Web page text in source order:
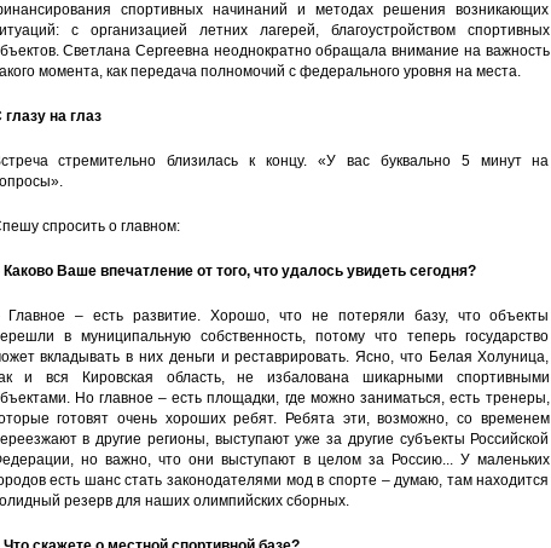
спортивных начинаний и методах решения возникающих
с организацией летних лагерей, благоустройством спортивных
Светлана Сергеевна неоднократно обращала внимание на важность
момента, как передача полномочий с федерального уровня на места.
глазу на глаз
стремительно близилась к концу. «У вас буквально 5 минут на
спросить о главном:
Каково Ваше впечатление от того, что удалось увидеть сегодня?
Главное – есть развитие. Хорошо, что не потеряли базу, что объекты
в муниципальную собственность, потому что теперь государство
вкладывать в них деньги и реставрировать. Ясно, что Белая Холуница,
и вся Кировская область, не избалована шикарными спортивными
Но главное – есть площадки, где можно заниматься, есть тренеры,
готовят очень хороших ребят. Ребята эти, возможно, со временем
в другие регионы, выступают уже за другие субъекты Российской
но важно, что они выступают в целом за Россию... У маленьких
есть шанс стать законодателями мод в спорте – думаю, там находится
резерв для наших олимпийских сборных.